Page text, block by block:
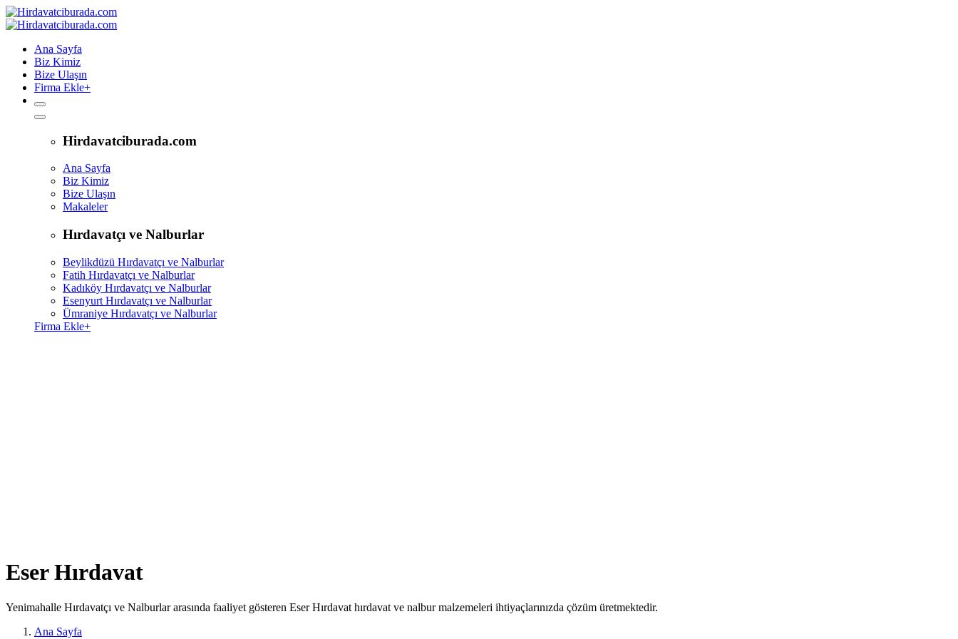
Ana Sayfa
Biz Kimiz
Bize Ulaşın
Firma Ekle+
Hirdavatciburada.com
Ana Sayfa
Biz Kimiz
Bize Ulaşın
Makaleler
Hırdavatçı ve Nalburlar
Beylikdüzü Hırdavatçı ve Nalburlar
Fatih Hırdavatçı ve Nalburlar
Kadıköy Hırdavatçı ve Nalburlar
Esenyurt Hırdavatçı ve Nalburlar
Ümraniye Hırdavatçı ve Nalburlar
Firma Ekle+
Eser Hırdavat
Yenimahalle Hırdavatçı ve Nalburlar arasında faaliyet gösteren Eser Hırdavat hırdavat ve nalbur malzemeleri ihtiyaçlarınızda çözüm üretmektedir.
Ana Sayfa